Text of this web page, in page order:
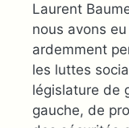
Laurent
nous avons
ardemment
les luttes
législature de
gauche, de